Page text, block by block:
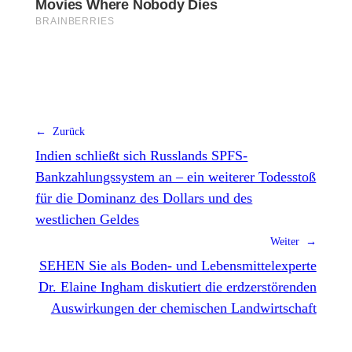
← Zurück
Indien schließt sich Russlands SPFS-
Bankzahlungssystem an – ein weiterer Todesstoß
für die Dominanz des Dollars und des
westlichen Geldes
Weiter →
SEHEN Sie als Boden- und Lebensmittelexperte
Dr. Elaine Ingham diskutiert die erdzerstörenden
Auswirkungen der chemischen Landwirtschaft